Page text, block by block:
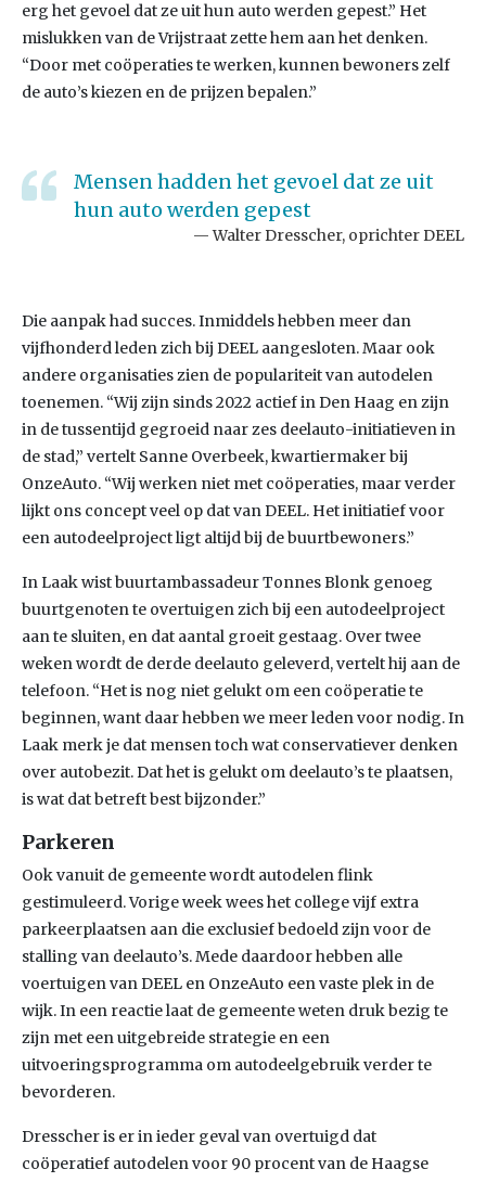
erg het gevoel dat ze uit hun auto werden gepest.” Het
mislukken van de Vrijstraat zette hem aan het denken.
“Door met coöperaties te werken, kunnen bewoners zelf
de auto’s kiezen en de prijzen bepalen.”
Mensen hadden het gevoel dat ze uit
hun auto werden gepest
Walter Dresscher, oprichter DEEL
Die aanpak had succes. Inmiddels hebben meer dan
vijfhonderd leden zich bij DEEL aangesloten. Maar ook
andere organisaties zien de populariteit van autodelen
toenemen. “Wij zijn sinds 2022 actief in Den Haag en zijn
in de tussentijd gegroeid naar zes deelauto-initiatieven in
de stad,” vertelt Sanne Overbeek, kwartiermaker bij
OnzeAuto. “Wij werken niet met coöperaties, maar verder
lijkt ons concept veel op dat van DEEL. Het initiatief voor
een autodeelproject ligt altijd bij de buurtbewoners.”
In Laak wist buurtambassadeur Tonnes Blonk genoeg
buurtgenoten te overtuigen zich bij een autodeelproject
aan te sluiten, en dat aantal groeit gestaag. Over twee
weken wordt de derde deelauto geleverd, vertelt hij aan de
telefoon. “Het is nog niet gelukt om een coöperatie te
beginnen, want daar hebben we meer leden voor nodig. In
Laak merk je dat mensen toch wat conservatiever denken
over autobezit. Dat het is gelukt om deelauto’s te plaatsen,
is wat dat betreft best bijzonder.”
Parkeren
Ook vanuit de gemeente wordt autodelen flink
gestimuleerd. Vorige week wees het college vijf extra
parkeerplaatsen aan die exclusief bedoeld zijn voor de
stalling van deelauto’s. Mede daardoor hebben alle
voertuigen van DEEL en OnzeAuto een vaste plek in de
wijk. In een reactie laat de gemeente weten druk bezig te
zijn met een uitgebreide strategie en een
uitvoeringsprogramma om autodeelgebruik verder te
bevorderen.
Dresscher is er in ieder geval van overtuigd dat
coöperatief autodelen voor 90 procent van de Haagse